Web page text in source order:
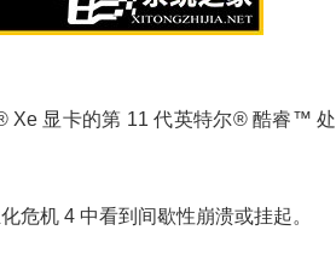
显卡的第 11 代英特尔® 酷睿™ 处
机 4 中看到间歇性崩溃或挂起。